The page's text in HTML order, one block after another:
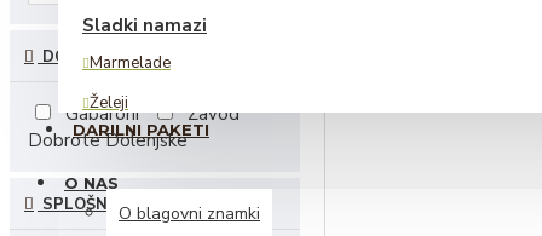
Sladki namazi
Marmelade
Želeji
Lešnikovi namazi
Alkoholne pijače
DARILNI PAKETI
O NAS
O blagovni znamki
DOBAVITELJI
Gabaroni
Zavod
Dobrote Dolenjske
SPLOŠNI